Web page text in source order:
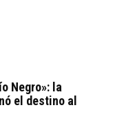
Negro»: la
el destino al